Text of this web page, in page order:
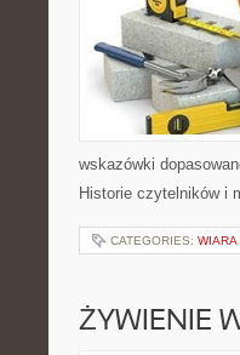
wskazówki
Historie czytelników i
CATEGORIES: WIARA
ŻYWIENIE